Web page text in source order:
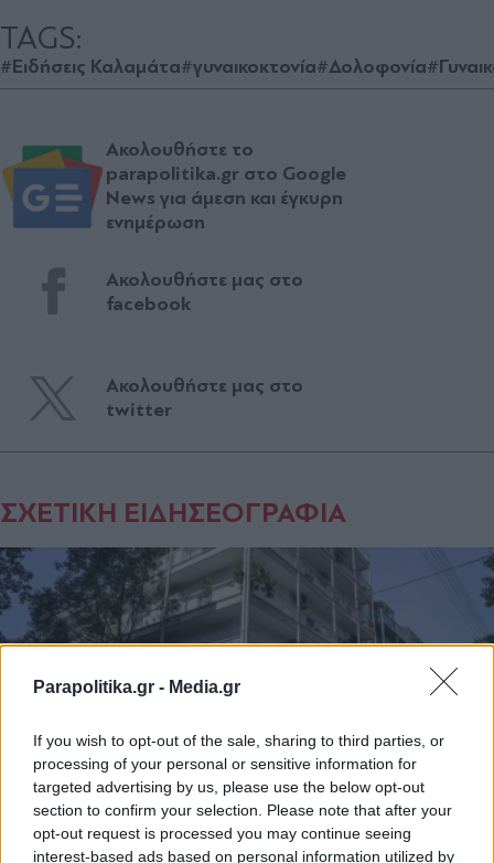
Parapolitika.gr - Media.gr
If you wish to opt-out of the sale, sharing to third parties, or
processing of your personal or sensitive information for
targeted advertising by us, please use the below opt-out
section to confirm your selection. Please note that after your
opt-out request is processed you may continue seeing
interest-based ads based on personal information utilized by
TAGS:
#Ειδήσεις Καλαμάτα#γυναικοκτονία#Δολοφονία
Ακολουθήστε το
parapolitika.gr στο Google
News για άμεση και έγκυρη
ενημέρωση
Ακολουθήστε μας στο
facebook
Ακολουθήστε μας στο
twitter
ΣΧΕΤΙΚΗ ΕΙΔΗΣΕΟΓΡΑΦΙΑ